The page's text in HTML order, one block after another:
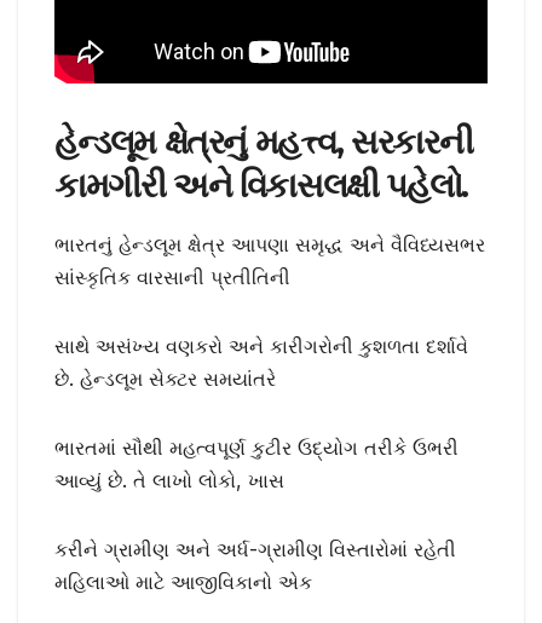
હેન્ડલૂમ ક્ષેત્રનું મહત્ત્વ, સરકારની
કામગીરી અને વિકાસલક્ષી પહેલો.
ભારતનું હેન્ડલૂમ ક્ષેત્ર આપણા સમૃદ્ધ અને વૈવિધ્યસભર
સાંસ્કૃતિક વારસાની પ્રતીતિની
સાથે અસંખ્ય વણકરો અને કારીગરોની કુશળતા દર્શાવે
છે. હેન્ડલૂમ સેક્ટર સમયાંતરે
ભારતમાં સૌથી મહત્વપૂર્ણ કુટીર ઉદ્યોગ તરીકે ઉભરી
આવ્યું છે. તે લાખો લોકો, ખાસ
કરીને ગ્રામીણ અને અર્ધ-ગ્રામીણ વિસ્તારોમાં રહેતી
મહિલાઓ માટે આજીવિકાનો એક